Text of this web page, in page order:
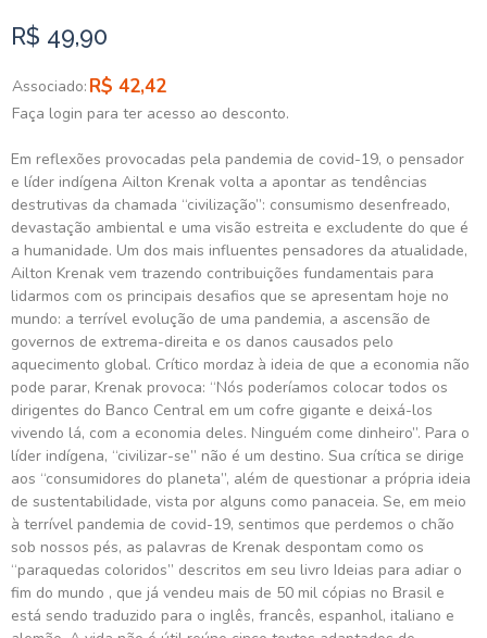
R$ 49,90
Associado: R$ 42,42
Faça login para ter acesso ao desconto.
Em reflexões provocadas pela pandemia de covid-19, o pensador
e líder indígena Ailton Krenak volta a apontar as tendências
destrutivas da chamada “civilização”: consumismo desenfreado,
devastação ambiental e uma visão estreita e excludente do que é
a humanidade. Um dos mais influentes pensadores da atualidade,
Ailton Krenak vem trazendo contribuições fundamentais para
lidarmos com os principais desafios que se apresentam hoje no
mundo: a terrível evolução de uma pandemia, a ascensão de
governos de extrema-direita e os danos causados pelo
aquecimento global. Crítico mordaz à ideia de que a economia não
pode parar, Krenak provoca: “Nós poderíamos colocar todos os
dirigentes do Banco Central em um cofre gigante e deixá-los
vivendo lá, com a economia deles. Ninguém come dinheiro”. Para o
líder indígena, “civilizar-se” não é um destino. Sua crítica se dirige
aos “consumidores do planeta”, além de questionar a própria ideia
de sustentabilidade, vista por alguns como panaceia. Se, em meio
à terrível pandemia de covid-19, sentimos que perdemos o chão
sob nossos pés, as palavras de Krenak despontam como os
“paraquedas coloridos” descritos em seu livro Ideias para adiar o
fim do mundo , que já vendeu mais de 50 mil cópias no Brasil e
está sendo traduzido para o inglês, francês, espanhol, italiano e